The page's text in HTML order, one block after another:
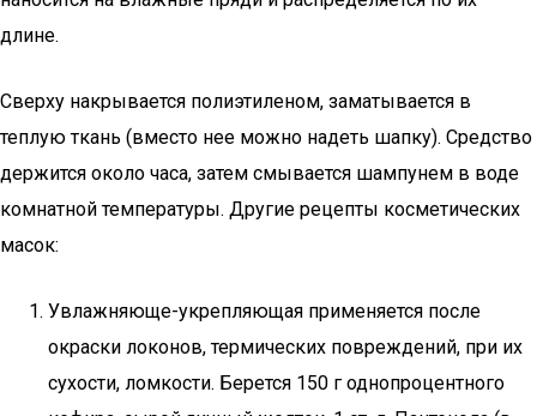
длине.
Сверху накрывается полиэтиленом, заматывается в
теплую ткань (вместо нее можно надеть шапку). Средство
держится около часа, затем смывается шампунем в воде
комнатной температуры. Другие рецепты косметических
масок:
Увлажняюще-укрепляющая применяется после
окраски локонов, термических повреждений, при их
сухости, ломкости. Берется 150 г однопроцентного